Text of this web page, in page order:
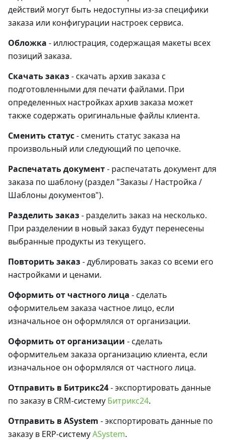
действий могут быть недоступны из-за специфики
заказа или конфигурации настроек сервиса.
Обложка - иллюстрация, содержащая макеты всех
позиций заказа.
Скачать заказ- скачать архив заказа с
подготовленными для печати файлами. При
определенных настройках архив заказа может
также содержать оригинальные файлы клиента.
Сменить статус- сменить статус заказа на
произвольный или следующий по цепочке.
Распечатать документ- распечатать документ для
заказа по шаблону (раздел "Заказы / Настройка /
Шаблоны документов").
Разделить заказ- разделить заказ на несколько.
При разделении в новый заказ будут перенесены
выбранные продукты из текущего.
Повторить заказ- дублировать заказ со всеми его
настройками и ценами.
Оформить от частного лица - сделать
оформительем заказа частное лицо, если
изначальное он оформлялся от организации.
Оформить от организации - сделать
оформительем заказа организацию клиента, если
изначальное он оформлялся от частного лица.
Отправить в Битрикс24- экспортировать данные
по заказу в CRM-систему Битрикс24.
Отправить в ASystem - экспортировать данные по
заказу в ERP-системуASystem.